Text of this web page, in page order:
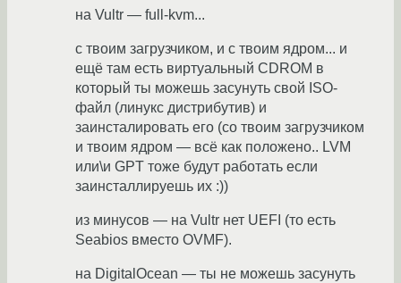
на Vultr — full-kvm...
с твоим загрузчиком, и с твоим ядром... и
ещё там есть виртуальный CDROM в
который ты можешь засунуть свой ISO-
файл (линукс дистрибутив) и
заинсталировать его (со твоим загрузчиком
и твоим ядром — всё как положено.. LVM
или\и GPT тоже будут работать если
заинсталлируешь их :))
из минусов — на Vultr нет UEFI (то есть
Seabios вместо OVMF).
на DigitalOcean — ты не можешь засунуть